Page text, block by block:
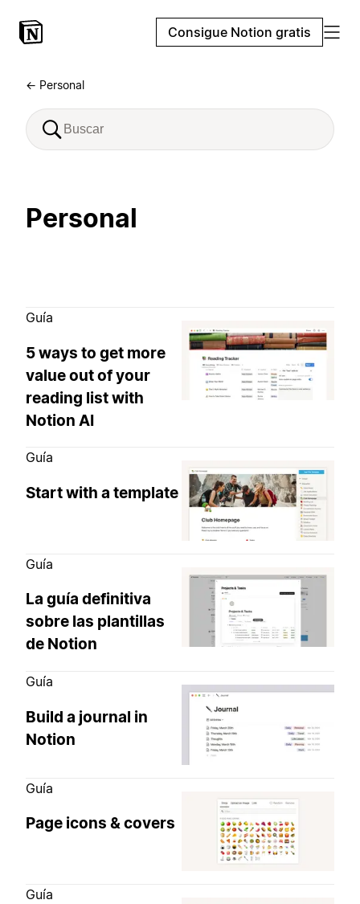
Consigue Notion gratis
← Personal
Personal
Guía
5 ways to get more
value out of your
reading list with
Notion AI
Guía
Start with a template
Guía
La guía definitiva
sobre las plantillas
de Notion
Guía
Build a journal in
Notion
Guía
Page icons & covers
Guía